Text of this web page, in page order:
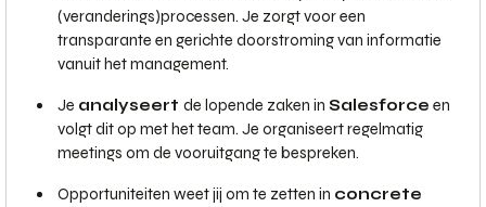
(veranderings)processen. Je zorgt voor een
transparante en gerichte doorstroming van informatie
vanuit het management.
Je analyseert de lopende zaken in Salesforce en
volgt dit op met het team. Je organiseert regelmatig
meetings om de vooruitgang te bespreken.
Opportuniteiten weet jij om te zetten in concrete